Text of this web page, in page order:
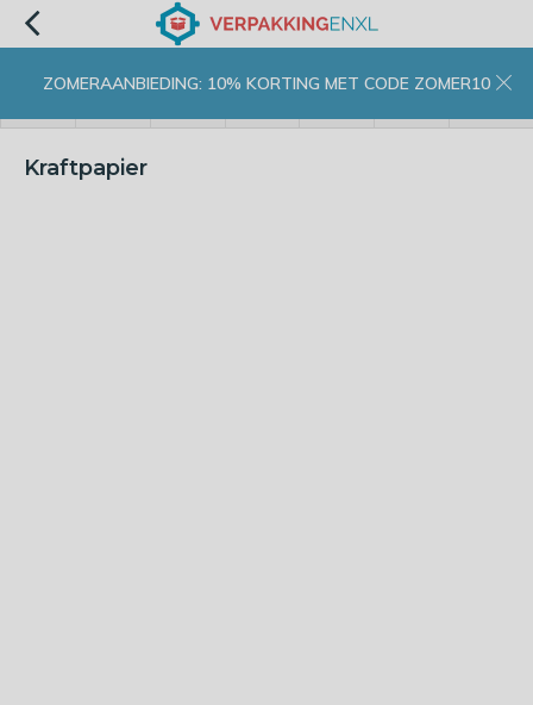
ZOMERAANBIEDING: 10% KORTING MET CODE ZOMER10
Kraftpapier